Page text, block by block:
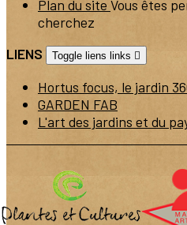
Plan du site Vous êtes
cherchez
LIENS
Toggle liens links 
Hortus focus, le jardin
GARDEN FAB
L'art des jardins et du